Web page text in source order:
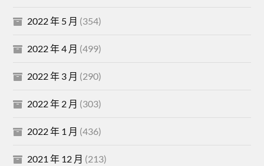
2022 年 5 月 (354)
2022 年 4 月 (499)
2022 年 3 月 (290)
2022 年 2 月 (303)
2022 年 1 月 (436)
2021 年 12 月 (213)